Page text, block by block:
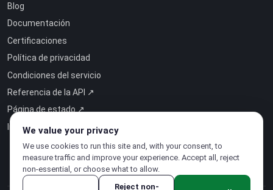
Blog
Documentación
Certificaciones
Política de privacidad
Condiciones del servicio
Referencia de la API ↗
Página de estado ↗
Inteligencia como servicio ↗
We value your privacy
We use cookies to run this site and, with your consent, to
measure traffic and improve your experience. Accept all, reject
non-essential, or choose what to allow.
Reject non-